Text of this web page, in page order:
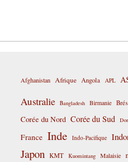
Afghanistan Afrique Angola APL
Australie Bangladesh Birmanie
Corée du Nord Corée du Sud
France Inde Indo-Pacifique
Japon KMT Kuomintang Malaisie